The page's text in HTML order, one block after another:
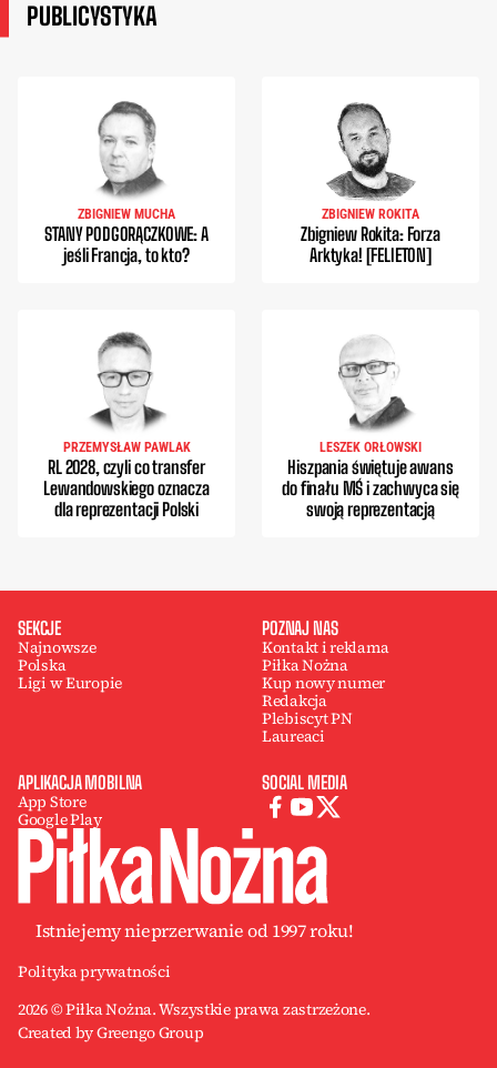
PUBLICYSTYKA
ZBIGNIEW MUCHA
STANY PODGORĄCZKOWE: A
jeśli Francja, to kto?
ZBIGNIEW ROKITA
Zbigniew Rokita: Forza
Arktyka! [FELIETON]
PRZEMYSŁAW PAWLAK
RL 2028, czyli co transfer
Lewandowskiego oznacza
dla reprezentacji Polski
LESZEK ORŁOWSKI
Hiszpania świętuje awans
do finału MŚ i zachwyca się
swoją reprezentacją
SEKCJE
Najnowsze
Polska
Ligi w Europie
POZNAJ NAS
Kontakt i reklama
Piłka Nożna
Kup nowy numer
Redakcja
Plebiscyt PN
Laureaci
APLIKACJA MOBILNA
App Store
Google Play
SOCIAL MEDIA
Istniejemy nieprzerwanie od 1997 roku!
Polityka prywatności
2026 © Piłka Nożna. Wszystkie prawa zastrzeżone.
Created by Greengo Group